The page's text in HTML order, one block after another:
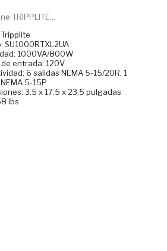
TRIPPLITE...
SU1000RTXL2UA
1000VA/800W
entrada: 120V
6 salidas NEMA 5-15/20R, 1
5-15P
3.5 x 17.5 x 23.5 pulgadas
lbs